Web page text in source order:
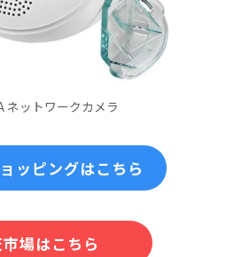
ネットワークカメラ
ッピングはこちら
場はこちら